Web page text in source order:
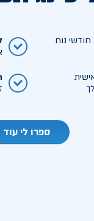
נוח
ספרו לי עוד